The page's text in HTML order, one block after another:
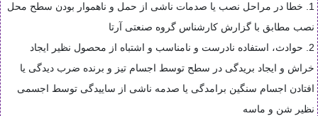
1. خطا در مراحل نصب یا صدمات ناشی از حمل و ناهموار بودن سطح محل
نصب مطابق با گزارش کارشناس گروه صنعتی آرتا
2. حوادث، استفاده نادرست و نامناسب و اشتباه از محصول نظیر ایجاد
خراش و ایجاد بریدگی در سطح توسط اجسام تیز و برنده ضرب دیدگی یا
افتادن اجسام سنگین برامدگی یا صدمه ناشی از ساییدگی توسط اجسمی
نظیر شن و ماسه